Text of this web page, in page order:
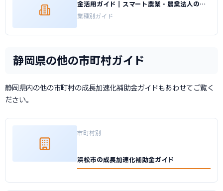
金活用ガイド｜スマート農業・農業法人の申
請方法｜成長加速化補助金ナビ
業種別ガイド
静岡県の他の市町村ガイド
静岡県内の他の市町村の成長加速化補助金ガイドもあわせてご覧く
ださい。
市町村別
浜松市の成長加速化補助金ガイド